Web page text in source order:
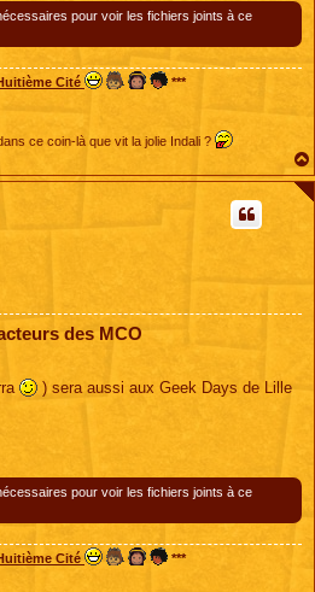
pour voir les fichiers joints à ce
Cité
***
ce coin-là que vit la jolie Indali ?
des MCO
) sera aussi aux Geek Days de Lille
pour voir les fichiers joints à ce
Cité
***